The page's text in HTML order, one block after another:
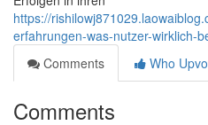
https://
erfahrungen-was-nutzer-wirklich-
Comments
Who
Comments